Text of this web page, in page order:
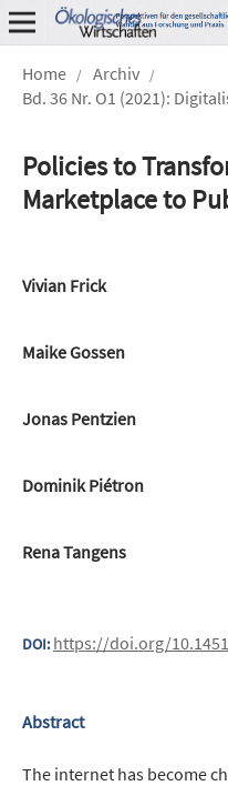
Home / Archiv /
Bd. 36 Nr. O1 (2021):
Policies to
Marketplace to
Vivian Frick
Maike Gossen
Jonas Pentzien
Dominik Piétron
Rena Tangens
DOI: https://doi.org/
Abstract
The internet has become